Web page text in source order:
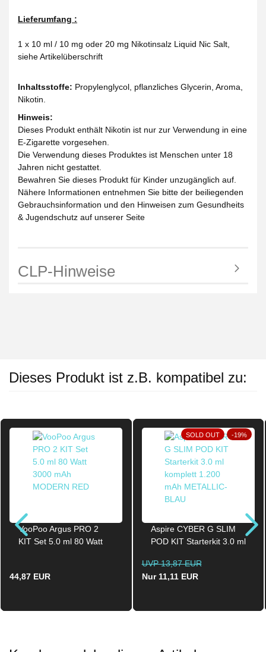
Lieferumfang :
1 x 10 ml / 10 mg oder 20 mg Nikotinsalz Liquid Nic Salt,
siehe Artikelüberschrift
Inhaltsstoffe: Propylenglycol, pflanzliches Glycerin, Aroma,
Nikotin.
Hinweis:
Dieses Produkt enthält Nikotin ist nur zur Verwendung in eine
E-Zigarette vorgesehen.
Die Verwendung dieses Produktes ist Menschen unter 18
Jahren nicht gestattet.
Bewahren Sie dieses Produkt für Kinder unzugänglich auf.
Nähere Informationen entnehmen Sie bitte der beiliegenden
Gebrauchsinformation und den Hinweisen zum Gesundheits
& Jugendschutz auf unserer Seite
CLP-Hinweise
Dieses Produkt ist z.B. kompatibel zu:
VooPoo Argus PRO 2
KIT Set 5.0 ml 80 Watt
44,87 EUR
SOLD OUT -19%
Aspire CYBER G SLIM
POD KIT Starterkit 3.0 ml
METALLIC-BLAU
UVP 13,87 EUR
Nur 11,11 EUR